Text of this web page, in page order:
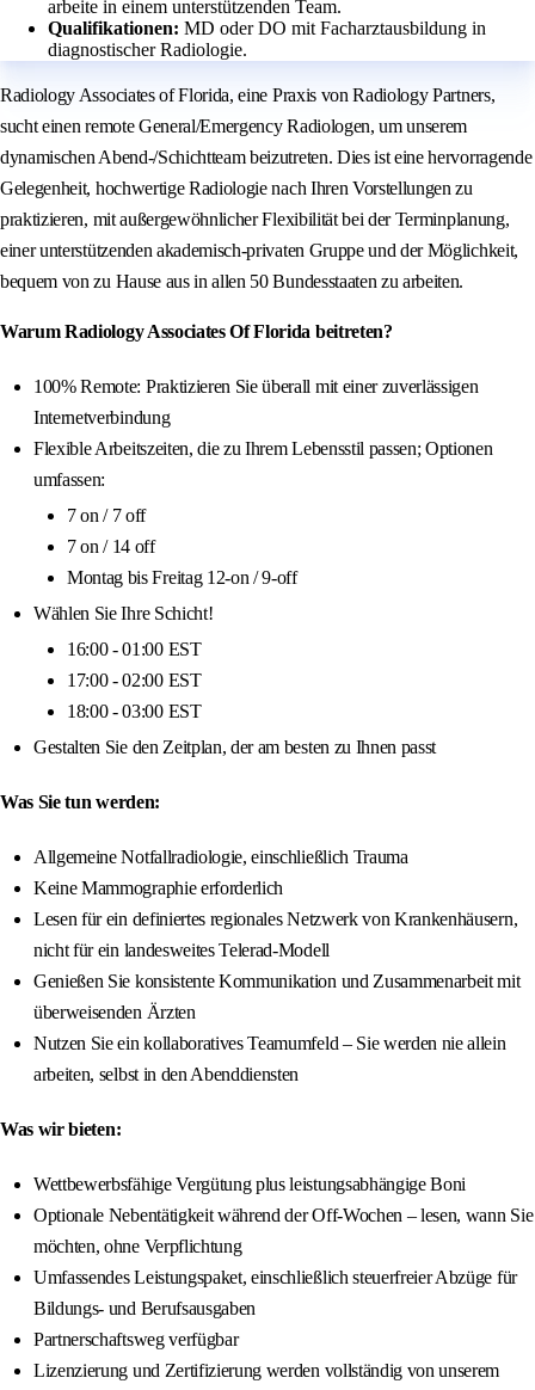
arbeite in einem unterstützenden Team.
Qualifikationen: MD oder DO mit Facharztausbildung in
diagnostischer Radiologie.
Radiology Associates of Florida, eine Praxis von Radiology Partners,
sucht einen remote General/Emergency Radiologen, um unserem
dynamischen Abend-/Schichtteam beizutreten. Dies ist eine hervorragende
Gelegenheit, hochwertige Radiologie nach Ihren Vorstellungen zu
praktizieren, mit außergewöhnlicher Flexibilität bei der Terminplanung,
einer unterstützenden akademisch-privaten Gruppe und der Möglichkeit,
bequem von zu Hause aus in allen 50 Bundesstaaten zu arbeiten.
Warum Radiology Associates Of Florida beitreten?
100% Remote: Praktizieren Sie überall mit einer zuverlässigen
Internetverbindung
Flexible Arbeitszeiten, die zu Ihrem Lebensstil passen; Optionen
umfassen:
7 on / 7 off
7 on / 14 off
Montag bis Freitag 12-on / 9-off
Wählen Sie Ihre Schicht!
16:00 - 01:00 EST
17:00 - 02:00 EST
18:00 - 03:00 EST
Gestalten Sie den Zeitplan, der am besten zu Ihnen passt
Was Sie tun werden:
Allgemeine Notfallradiologie, einschließlich Trauma
Keine Mammographie erforderlich
Lesen für ein definiertes regionales Netzwerk von Krankenhäusern,
nicht für ein landesweites Telerad-Modell
Genießen Sie konsistente Kommunikation und Zusammenarbeit mit
überweisenden Ärzten
Nutzen Sie ein kollaboratives Teamumfeld – Sie werden nie allein
arbeiten, selbst in den Abenddiensten
Was wir bieten:
Wettbewerbsfähige Vergütung plus leistungsabhängige Boni
Optionale Nebentätigkeit während der Off-Wochen – lesen, wann Sie
möchten, ohne Verpflichtung
Umfassendes Leistungspaket, einschließlich steuerfreier Abzüge für
Bildungs- und Berufsausgaben
Partnerschaftsweg verfügbar
Lizenzierung und Zertifizierung werden vollständig von unserem